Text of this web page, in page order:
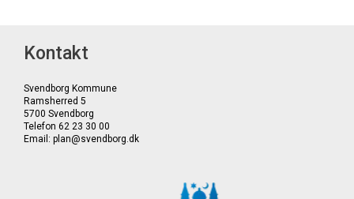
Kontakt
Svendborg Kommune
Ramsherred 5
5700 Svendborg
Telefon 62 23 30 00
Email: plan@svendborg.dk